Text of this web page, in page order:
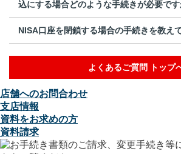
込にする場合どのような手続きが必要です
NISA口座を閉鎖する場合の手続きを教え
よくあるご質問 トップ
店舗へのお問合わせ
支店情報
資料をお求めの方
資料請求